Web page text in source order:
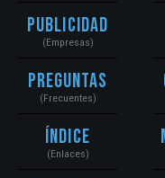
Publicidad
(Empresas)
Preguntas
(Frecuentes)
Índice
(Enlaces)